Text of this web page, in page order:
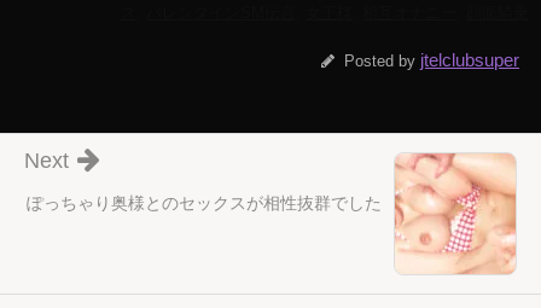
Posted by jtelclubsuper
ぽっちゃり奥様とのセックスが相性抜群でした
Next